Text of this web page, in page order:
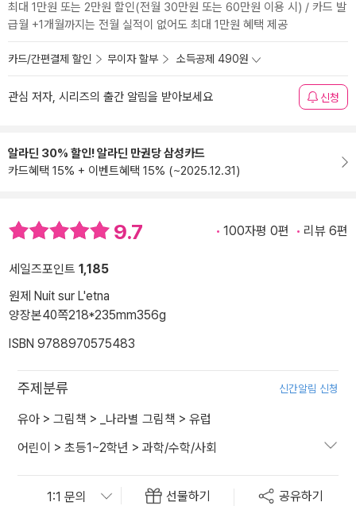
최대 1만원 또는 2만원 할인(전월 30만원 또는 60만원 이용 시) / 카드 발
급월 +1개월까지는 전월 실적이 없어도 최대 1만원 혜택 제공
카드/간편결제 할인 무이자 할부 소득공제 490원
관심 저자, 시리즈의 출간 알림을 받아보세요 신청
알라딘 30% 할인! 알라딘 만권당 삼성카드
카드혜택 15% + 이벤트혜택 15% (~2025.12.31)
9.7 100자평 0편 리뷰 6편
세일즈포인트 1,185
원제 Nuit sur L'etna
양장본40쪽218*235mm356g
ISBN 9788970575483
주제분류 신간알림 신청
유아 > 그림책 > _나라별 그림책 > 유럽
어린이 > 초등1~2학년 > 과학/수학/사회
선물하기 공유하기